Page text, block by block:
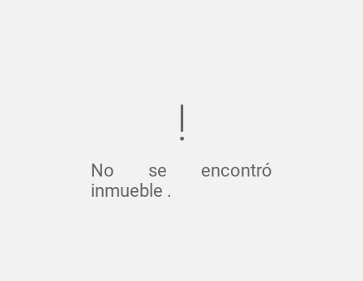
No se encontró
inmueble .